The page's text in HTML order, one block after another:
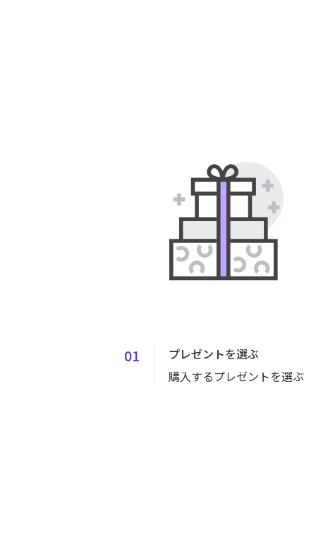
01
プレゼントを選ぶ
購入するプレゼントを選ぶ